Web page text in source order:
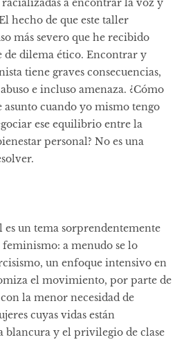
hecho de que este taller
más severo que he recibido
de dilema ético. Encontrar y
tiene graves consecuencias,
e incluso amenaza. ¿Cómo
asunto cuando yo mismo tengo
ese equilibrio entre la
personal? No es una
es un tema sorprendentemente
a menudo se lo
un enfoque intensivo en
el movimiento, por parte de
la menor necesidad de
cuyas vidas están
blancura y el privilegio de clase